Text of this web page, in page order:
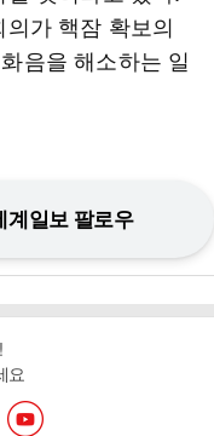
가 핵잠 확보의
음을 해소하는 일
계일보 팔로우
요